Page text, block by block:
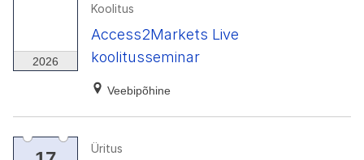
2026
Koolitus
Access2Markets Live
koolitusseminar
Veebipõhine
Üritus